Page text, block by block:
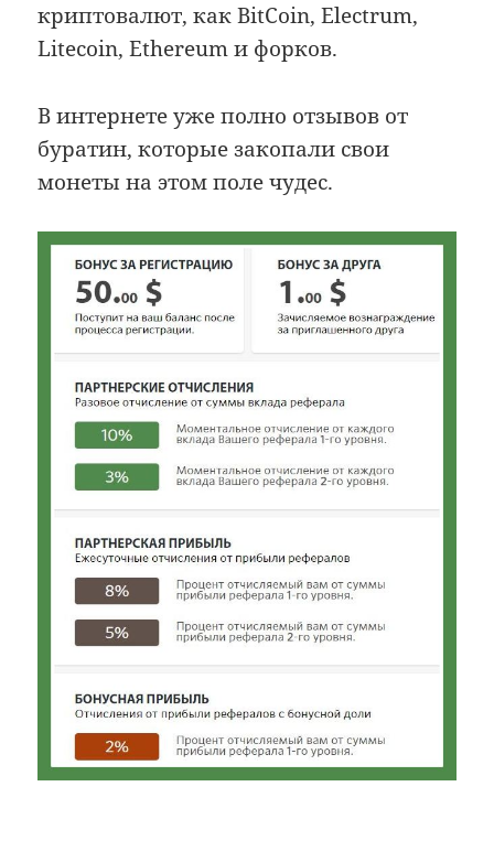
криптовалют, как BitCoin, Electrum,
Litecoin, Ethereum и форков.
В интернете уже полно отзывов от
буратин, которые закопали свои
монеты на этом поле чудес.